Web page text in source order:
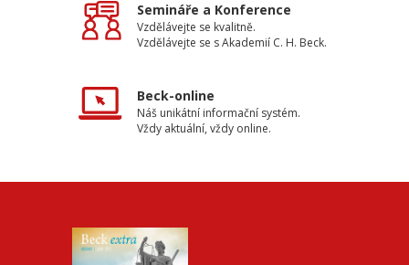
Semináře a Konference
Vzdělávejte se kvalitně.
Vzdělávejte se s Akademií C. H. Beck.
Beck-online
Náš unikátní informační systém.
Vždy aktuální, vždy online.